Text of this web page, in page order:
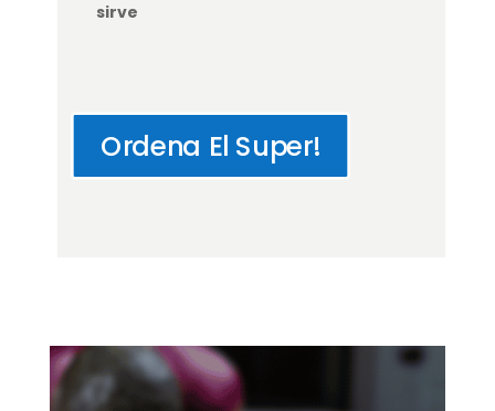
sirve
Ordena El Super!